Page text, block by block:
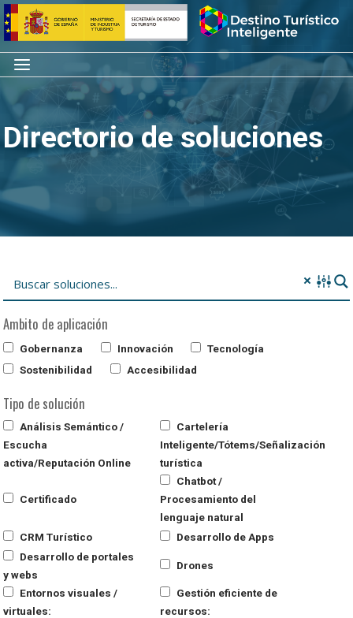
Saltar
al
contenido
Inicio
Menú
Directorio de soluciones
Ambito de aplicación
Gobernanza Innovación
Tecnología
Sostenibilidad
Accesibilidad
Tipo de solución
Análisis Semántico /
Escucha
activa/Reputación Online
Cartelería
Inteligente/Tótems/Señalización
turística
Certificado
Chatbot /
Procesamiento del
lenguaje natural
CRM Turístico
Desarrollo de Apps
Desarrollo de portales
y webs
Drones
Entornos visuales /
virtuales:
Gestión eficiente de
recursos: